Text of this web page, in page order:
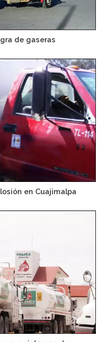
de gaseras
en Cuajimalpa